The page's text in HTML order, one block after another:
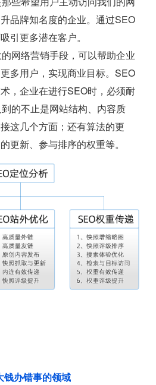
品牌知名度的企业。通过SEO
引更多潜在客户。
网络营销手段，可以帮助企业
多用户，实现商业目标。SEO
，企业在进行SEO时，必须耐
的不止是网站结构、内容质
这几个方面；还有算法的更
更新、参与排序的权重等。
钱办错事的领域